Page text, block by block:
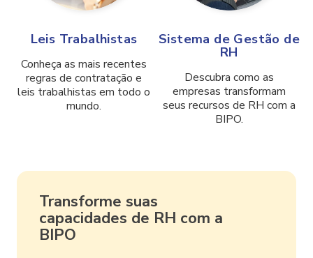
Leis Trabalhistas
Conheça as mais recentes
regras de contratação e
leis trabalhistas em todo o
mundo.
Sistema de Gestão de
RH
Descubra como as
empresas transformam
seus recursos de RH com a
BIPO.
Transforme suas
capacidades de RH com a
BIPO